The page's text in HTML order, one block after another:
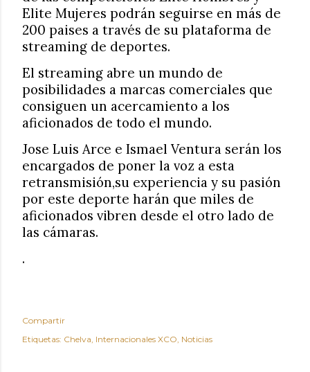
Elite Mujeres podrán seguirse en más de
200 paises a través de su plataforma de
streaming de deportes.
El streaming abre un mundo de
posibilidades a marcas comerciales que
consiguen un acercamiento a los
aficionados de todo el mundo.
Jose Luis Arce e Ismael Ventura serán los
encargados de poner la voz a esta
retransmisión,su experiencia y su pasión
por este deporte harán que miles de
aficionados vibren desde el otro lado de
las cámaras.
.
Compartir
Etiquetas: Chelva Internacionales XCO Noticias